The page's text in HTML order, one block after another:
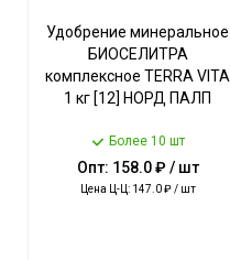
Удобрение минеральное
БИОСЕЛИТРА
комплексное TERRA VITA
1 кг [12] НОРД ПАЛП
Более 10 шт
Опт: 158.0 ₽ / шт
Цена Ц-Ц: 147.0 ₽ / шт